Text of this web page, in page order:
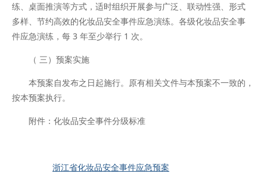
练、桌面推演等方式，适时组织开展参与广泛、联动性强、形式
多样、节约高效的化妆品安全事件应急演练。各级化妆品安全事
件应急演练，每 3 年至少举行 1 次。
（ 三）预案实施
本预案自发布之日起施行。原有相关文件与本预案不一致的，
按本预案执行。
附件：化妆品安全事件分级标准
浙江省化妆品安全事件应急预案